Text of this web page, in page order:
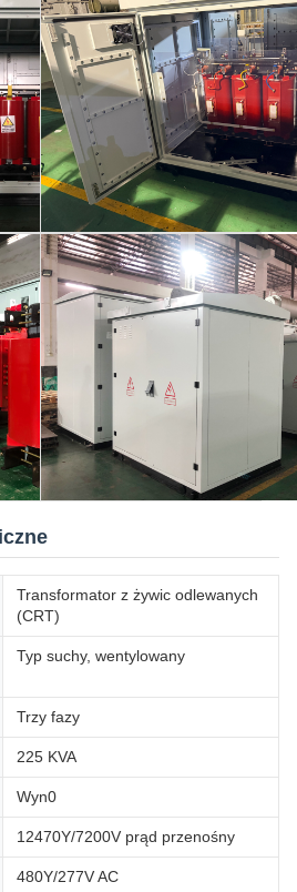
Transformator z żywic odlewanych
(CRT)
Typ suchy, wentylowany
Trzy fazy
225 KVA
Wyn0
12470Y/7200V prąd przenośny
480Y/277V AC